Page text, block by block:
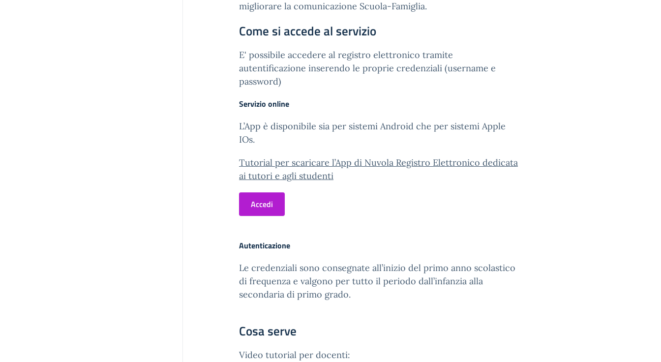
migliorare la comunicazione Scuola-Famiglia.
Come si accede al servizio
E' possibile accedere al registro elettronico tramite
autentificazione inserendo le proprie credenziali (username e
password)
Servizio online
L’App è disponibile sia per sistemi Android che per sistemi Apple
IOs.
Tutorial per scaricare l’App di Nuvola Registro Elettronico dedicata
ai tutori e agli studenti
Accedi
Autenticazione
Le credenziali sono consegnate all’inizio del primo anno scolastico
di frequenza e valgono per tutto il periodo dall’infanzia alla
secondaria di primo grado.
Cosa serve
Video tutorial per docenti: